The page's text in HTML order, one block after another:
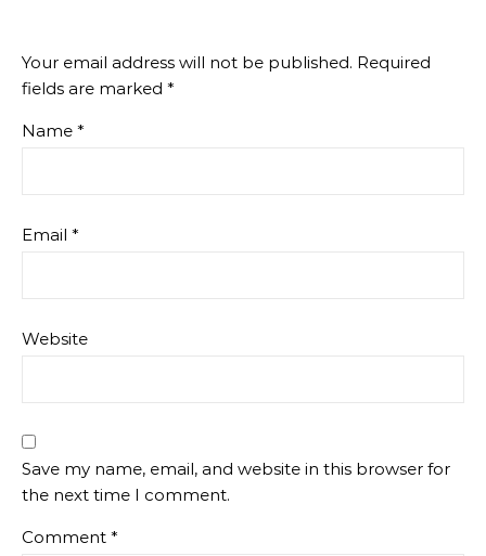
Your email address will not be published. Required
fields are marked *
Name *
Email *
Website
Save my name, email, and website in this browser for
the next time I comment.
Comment *